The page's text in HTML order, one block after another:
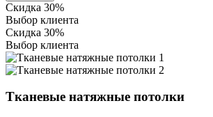
Скидка 30%
Выбор клиента
Скидка 30%
Выбор клиента
Тканевые натяжные потолки